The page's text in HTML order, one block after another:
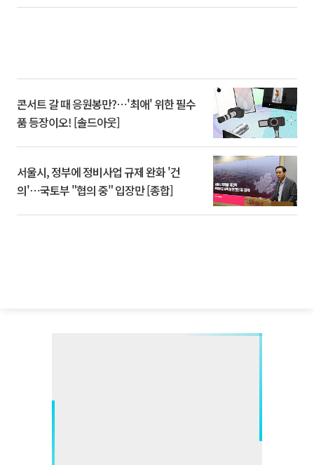
콘서트 갈 때 응원봉만?⋯'최애' 위한 필수
품 등장이오! [솔드아웃]
서울시, 정부에 정비사업 규제 완화 '건
의'⋯국토부 "협의 중" 입장만 [종합]